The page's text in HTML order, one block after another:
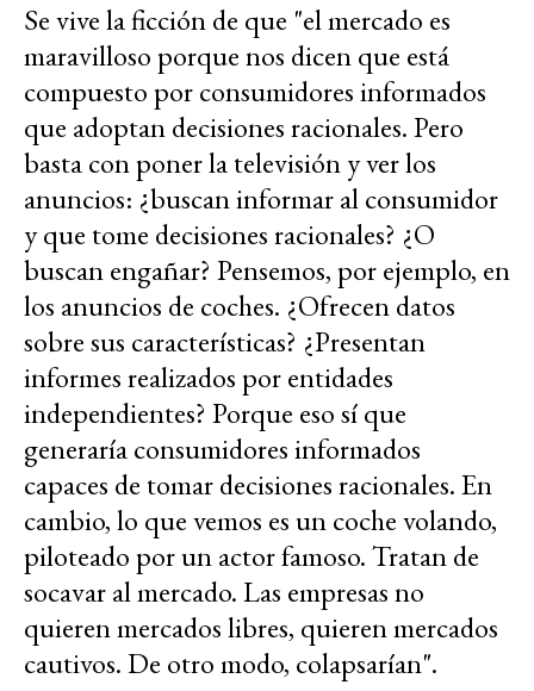
Se vive la ficción de que "el mercado es
maravilloso porque nos dicen que está
compuesto por consumidores informados
que adoptan decisiones racionales. Pero
basta con poner la televisión y ver los
anuncios: ¿buscan informar al consumidor
y que tome decisiones racionales? ¿O
buscan engañar? Pensemos, por ejemplo, en
los anuncios de coches. ¿Ofrecen datos
sobre sus características? ¿Presentan
informes realizados por entidades
independientes? Porque eso sí que
generaría consumidores informados
capaces de tomar decisiones racionales. En
cambio, lo que vemos es un coche volando,
piloteado por un actor famoso. Tratan de
socavar al mercado. Las empresas no
quieren mercados libres, quieren mercados
cautivos. De otro modo, colapsarían".